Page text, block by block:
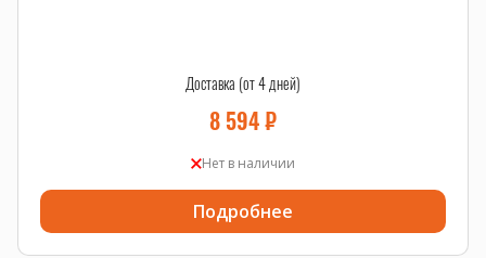
Доставка (от 4 дней)
8 594₽
Нет в наличии
Подробнее